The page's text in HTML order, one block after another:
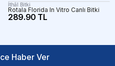
İthâl Bitki
Rotala Florida In Vitro Canlı Bitki
289.90 TL
Haber Ver